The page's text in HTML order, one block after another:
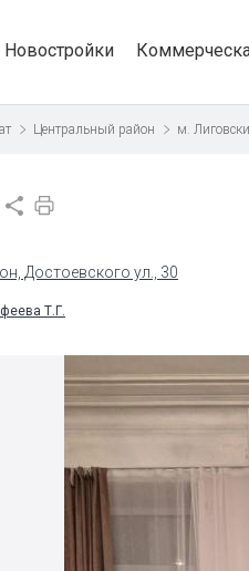
Новостройки
Центральный район м.
Достоевского ул., 30
Т.Г.